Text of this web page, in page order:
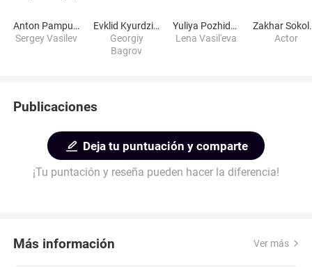
Anton Pampushnyy
Sergey Vasilev
Evklid Kyurdzidis
Georgiy
Bagrov
Yuliya Pozhidaeva
Lena Vasil'eva
Actor
Publicaciones
Deja tu puntuación y comparte
¡Tu puntación y reseña pueden hacer la diferencia!
Más información Ver más